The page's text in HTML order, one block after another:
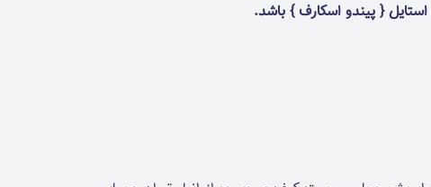
استایل { پیندو اسکارف } باشد.